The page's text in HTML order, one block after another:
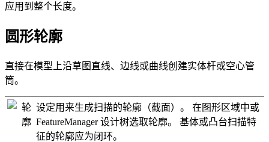
应用到整个长度。
圆形轮廓
直接在模型上沿草图直线、边线或曲线创建实体杆或空心管
筒。
轮
廓
设定用来生成扫描的轮廓（截面）。 在图形区域中或
FeatureManager 设计树选取轮廓。 基体或凸台扫描特
征的轮廓应为闭环。